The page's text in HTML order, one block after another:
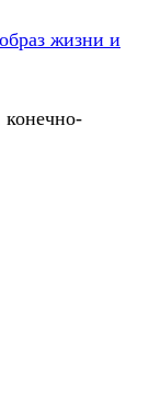
жизни и